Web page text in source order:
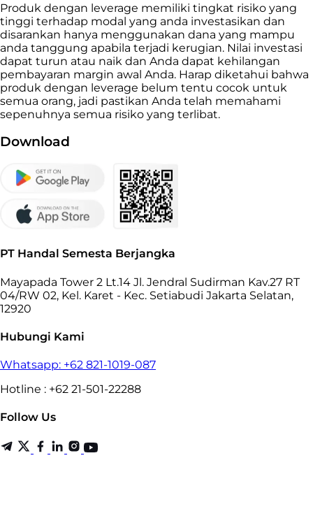
Produk dengan leverage memiliki tingkat risiko yang
tinggi terhadap modal yang anda investasikan dan
disarankan hanya menggunakan dana yang mampu
anda tanggung apabila terjadi kerugian. Nilai investasi
dapat turun atau naik dan Anda dapat kehilangan
pembayaran margin awal Anda. Harap diketahui bahwa
produk dengan leverage belum tentu cocok untuk
semua orang, jadi pastikan Anda telah memahami
sepenuhnya semua risiko yang terlibat.
Download
PT Handal Semesta Berjangka
Mayapada Tower 2 Lt.14 Jl. Jendral Sudirman Kav.27 RT
04/RW 02, Kel. Karet - Kec. Setiabudi Jakarta Selatan,
12920
Hubungi Kami
Whatsapp: +62 821-1019-087
Hotline : +62 21-501-22288
Follow Us